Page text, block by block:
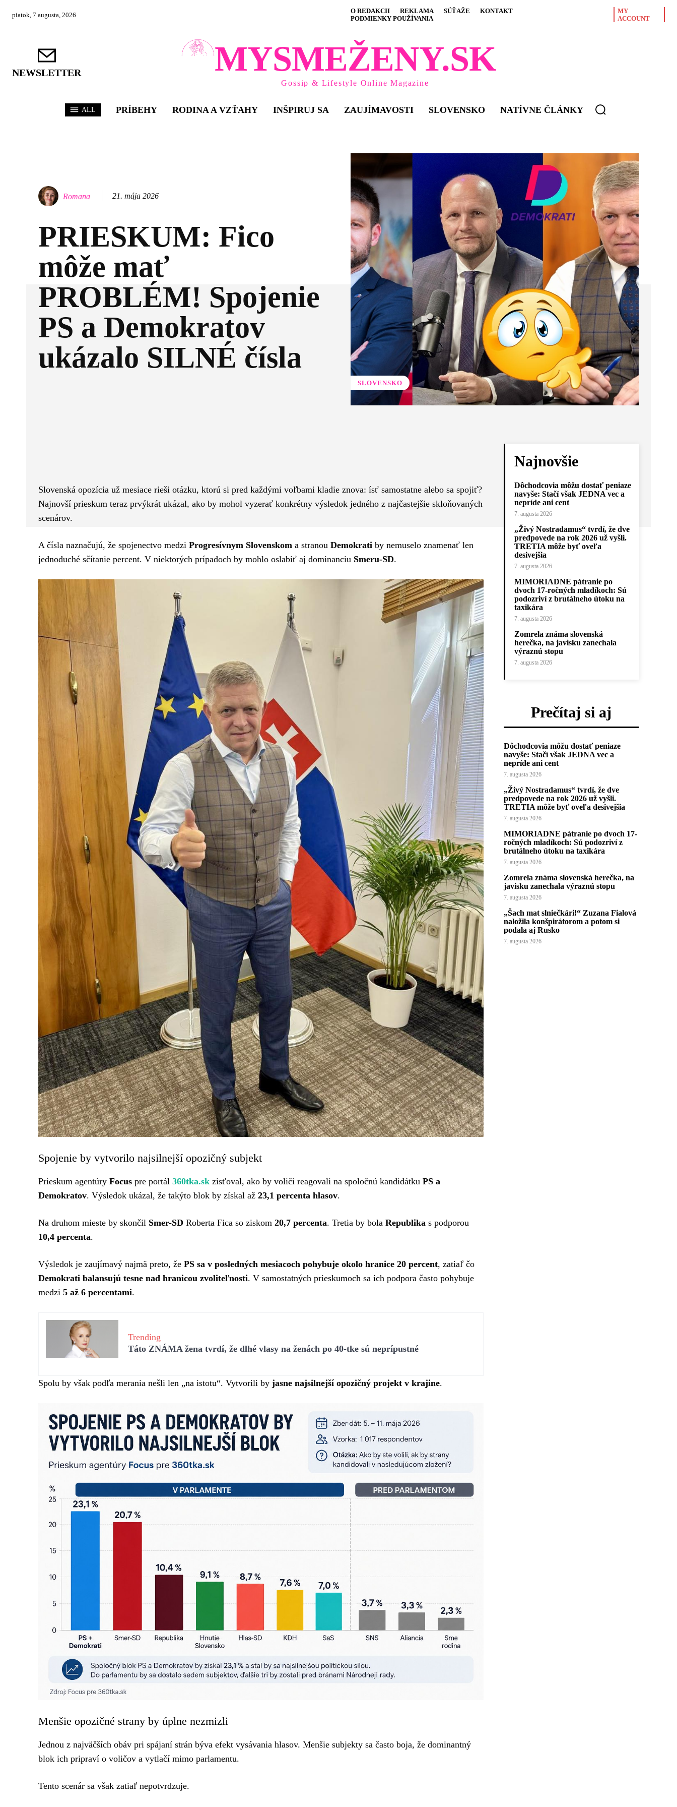
piatok, 7 augusta, 2026 O REDAKCII REKLAMA SÚŤAŽE
KONTAKT
PODMIENKY POUŽÍVANIA
MY
ACCOUNT
NEWSLETTER MYSMEŽENY.SK
Gossip & Lifestyle Online Magazine
ALL PRÍBEHY RODINA A VZŤAHY INŠPIRUJ SA ZAUJÍMAVOSTI SLOVENSKO NATÍVNE ČLÁNKY
Romana 21. mája 2026
PRIESKUM: Fico
môže mať
PROBLÉM! Spojenie
PS a Demokratov
ukázalo SILNÉ čísla
SLOVENSKO
Slovenská opozícia už mesiace rieši otázku, ktorú si pred každými voľbami kladie znova: ísť samostatne alebo sa spojiť?
Najnovší prieskum teraz prvýkrát ukázal, ako by mohol vyzerať konkrétny výsledok jedného z najčastejšie skloňovaných
scenárov.
A čísla naznačujú, že spojenectvo medzi Progresívnym Slovenskom a stranou Demokrati by nemuselo znamenať len
jednoduché sčítanie percent. V niektorých prípadoch by mohlo oslabiť aj dominanciu Smeru-SD.
Spojenie by vytvorilo najsilnejší opozičný subjekt
Prieskum agentúry Focus pre portál 360tka.sk zisťoval, ako by voliči reagovali na spoločnú kandidátku PS a
Demokratov. Výsledok ukázal, že takýto blok by získal až 23,1 percenta hlasov.
Na druhom mieste by skončil Smer-SD Roberta Fica so ziskom 20,7 percenta. Tretia by bola Republika s podporou
10,4 percenta.
Výsledok je zaujímavý najmä preto, že PS sa v posledných mesiacoch pohybuje okolo hranice 20 percent, zatiaľ čo
Demokrati balansujú tesne nad hranicou zvoliteľnosti. V samostatných prieskumoch sa ich podpora často pohybuje
medzi 5 až 6 percentami.
Trending
Táto ZNÁMA žena tvrdí, že dlhé vlasy na ženách po 40-tke sú neprípustné
Spolu by však podľa merania nešli len „na istotu“. Vytvorili by jasne najsilnejší opozičný projekt v krajine.
Menšie opozičné strany by úplne nezmizli
Jednou z najväčších obáv pri spájaní strán býva efekt vysávania hlasov. Menšie subjekty sa často boja, že dominantný
blok ich pripraví o voličov a vytlačí mimo parlamentu.
Tento scenár sa však zatiaľ nepotvrdzuje.
Najnovšie
Dôchodcovia môžu dostať peniaze
navyše: Stačí však JEDNA vec a
nepríde ani cent
7. augusta 2026
„Živý Nostradamus“ tvrdí, že dve
predpovede na rok 2026 už vyšli.
TRETIA môže byť oveľa
desivejšia
7. augusta 2026
MIMORIADNE pátranie po
dvoch 17-ročných mladíkoch: Sú
podozriví z brutálneho útoku na
taxikára
7. augusta 2026
Zomrela známa slovenská
herečka, na javisku zanechala
výraznú stopu
7. augusta 2026
Prečítaj si aj
Dôchodcovia môžu dostať peniaze
navyše: Stačí však JEDNA vec a
nepríde ani cent
7. augusta 2026
„Živý Nostradamus“ tvrdí, že dve
predpovede na rok 2026 už vyšli.
TRETIA môže byť oveľa desivejšia
7. augusta 2026
MIMORIADNE pátranie po dvoch 17-
ročných mladíkoch: Sú podozriví z
brutálneho útoku na taxikára
7. augusta 2026
Zomrela známa slovenská herečka, na
javisku zanechala výraznú stopu
7. augusta 2026
„Šach mat slniečkári!“ Zuzana Fialová
naložila konšpirátorom a potom si
podala aj Rusko
7. augusta 2026